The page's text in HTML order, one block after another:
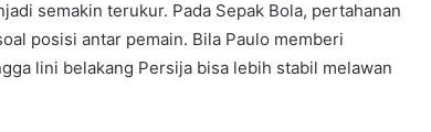
semakin terukur. Pada Sepak Bola, pertahanan
posisi antar pemain. Bila Paulo memberi
lini belakang Persija bisa lebih stabil melawan